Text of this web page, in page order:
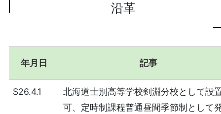
沿革
年月日 記事
S26.4.1
北海道士別高等学校剣淵分校として設
可、定時制課程普通昼間季節制として